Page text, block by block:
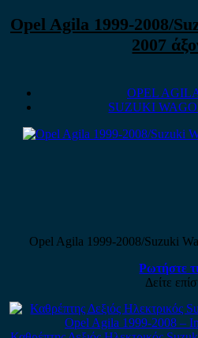
Opel Agila 1999-2008/
2007
OPEL
SUZUKI
Opel Agila 1999-2008/Suzuki
Ρωτήστε
Δείτε